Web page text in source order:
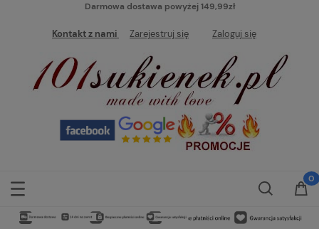
Darmowa dostawa powyżej 149,99zł
Kontakt z nami Zarejestruj się Zaloguj się